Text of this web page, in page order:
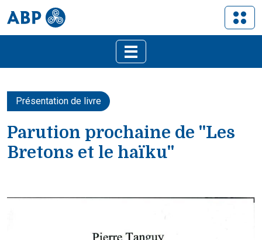
Présentation de livre
Parution prochaine de "Les
Bretons et le haïku"